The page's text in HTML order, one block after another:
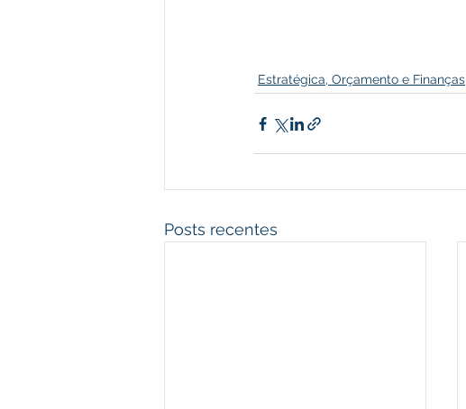
Estratégica, Orçamento e Finanças
Posts recentes